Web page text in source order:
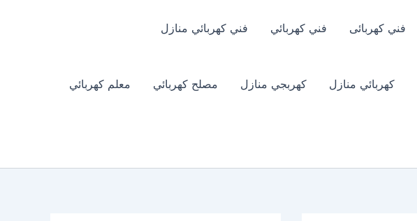
فني كهربائى فني كهربائي فني كهربائي منازل
كهربائي منازل كهربجي منازل مصلح كهربائي معلم كهربائي